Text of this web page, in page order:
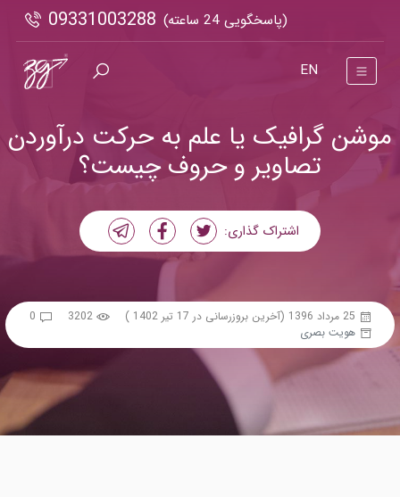
(پاسخگویی 24 ساعته) 09331003288
EN
موشن گرافیک یا علم به حرکت درآوردن
تصاویر و حروف چیست؟
اشتراک گذاری:
25 مرداد 1396 (آخرین بروزرسانی در 17 تیر 1402 ) 3202
0
هویت بصری